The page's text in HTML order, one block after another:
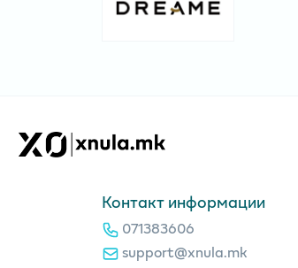
Контакт информации
071383606
support@xnula.mk